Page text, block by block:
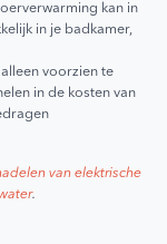
kan in
in je badkamer,
voorzien te
in de kosten van
van elektrische
.